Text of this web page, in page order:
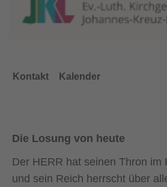
Kontakt Kalender
Die Losung von heute
Der HERR hat seinen Thron im
und sein Reich herrscht über